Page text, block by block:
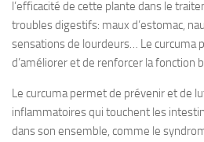
l’efficacité de cette plante dans le
troubles digestifs: maux d’estomac,
sensations de lourdeurs… Le curcuma
d’améliorer et de renforcer la fonction
Le curcuma permet de prévenir et de
inflammatoires qui touchent les
dans son ensemble, comme le